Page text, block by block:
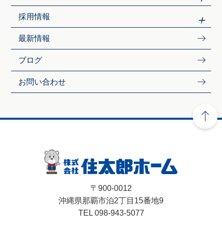
採用情報
最新情報
ブログ
お問い合わせ
〒900-0012
沖縄県那覇市泊2丁目15番地9
TEL 098-943-5077